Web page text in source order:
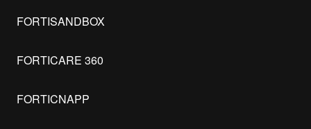
FORTISANDBOX
FORTICARE 360
FORTICNAPP